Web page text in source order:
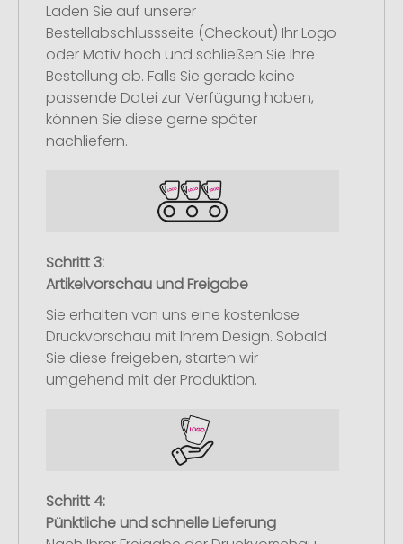
Laden Sie auf unserer
Bestellabschlussseite (Checkout) Ihr Logo
oder Motiv hoch und schließen Sie Ihre
Bestellung ab. Falls Sie gerade keine
passende Datei zur Verfügung haben,
können Sie diese gerne später
nachliefern.
Schritt 3:
Artikelvorschau und Freigabe
Sie erhalten von uns eine kostenlose
Druckvorschau mit Ihrem Design. Sobald
Sie diese freigeben, starten wir
umgehend mit der Produktion.
Schritt 4:
Pünktliche und schnelle Lieferung